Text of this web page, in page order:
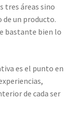
tres áreas sino
un producto.
bastante bien lo
es el punto en
de cada ser